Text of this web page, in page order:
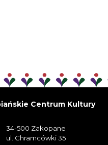
Centrum Kultury
34-500 Zakopane
ul. Chramcówki 35